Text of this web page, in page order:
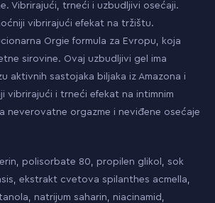
Vibrirajući, trneći i uzbudljivi osećaji.
vibrirajući efekat na tržištu.
Orgie formula za Evropu, koja
sirovine. Ovaj uzbudljivi gel ima
aktivnih sastojaka biljaka iz Amazona i
vibrirajući i trneći efekat na intimnim
neverovatne orgazme i neviđene osećaje
polisorbate 80, propilen glikol, sok
ekstrakt cvetova spilanthes acmella,
natrijum saharin, niacinamid,